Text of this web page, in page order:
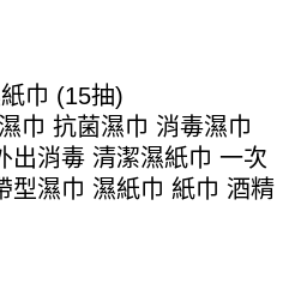
巾 (15抽)
巾 抗菌濕巾 消毒濕巾
出消毒 清潔濕紙巾 一次
型濕巾 濕紙巾 紙巾 酒精